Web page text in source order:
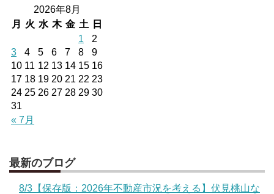
2026年8月
月
火 水 木 金 土 日
« 7月
1
2
3
4 5 6 7 8
9
10 11 12 13 14 15 16
17 18 19 20 21 22 23
24 25 26 27 28 29 30
31
最新のブログ
8/3【保存版：2026年不動産市況を考える】伏見桃山な